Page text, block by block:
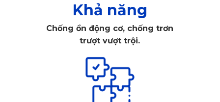
​Thảm Ô Tô Alfa Romeo Tonale
Phác họa mẫu thảm
Sau khi tập hợp toàn bộ thông số sàn xe, đội ngũ kỹ sư
chuyên nghiệp của KATA sẽ tiến hành phác thảo bản vẽ trên
Khả năng
Chống ồn động cơ, chống trơn
trượt vượt trội.